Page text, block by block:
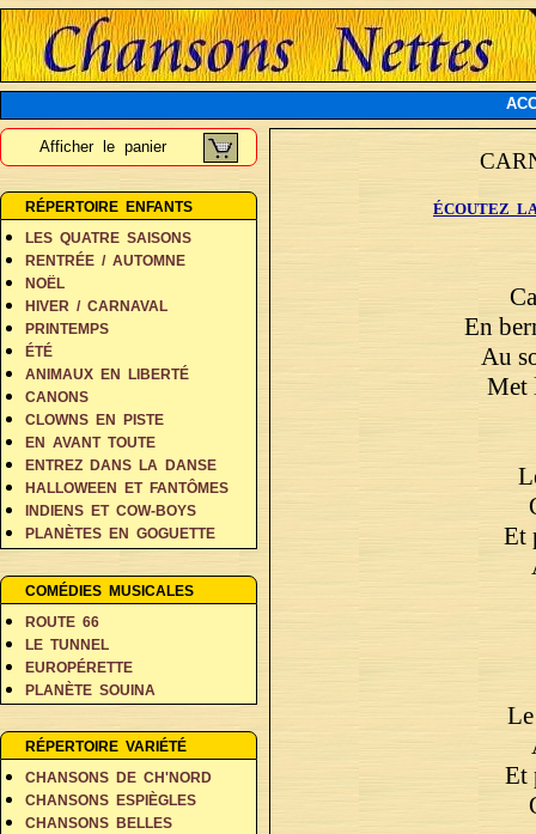
Afficher le panier
RÉPERTOIRE ENFANTS
LES QUATRE SAISONS
RENTRÉE / AUTOMNE
NOËL
HIVER / CARNAVAL
PRINTEMPS
ÉTÉ
ANIMAUX EN LIBERTÉ
CANONS
CLOWNS EN PISTE
EN AVANT TOUTE
ENTREZ DANS LA DANSE
HALLOWEEN ET FANTÔMES
INDIENS ET COW-BOYS
PLANÈTES EN GOGUETTE
RÊVES ET FANTAISIE
COMÉDIES MUSICALES
ROUTE 66
LE TUNNEL
EUROPÉRETTE
PLANÈTE SOUINA
RÉPERTOIRE VARIÉTÉ
CHANSONS DE CH'NORD
CHANSONS ESPIÈGLES
CHANSONS BELLES
ÉCOUTEZ
En
Au
Met
Et
Et